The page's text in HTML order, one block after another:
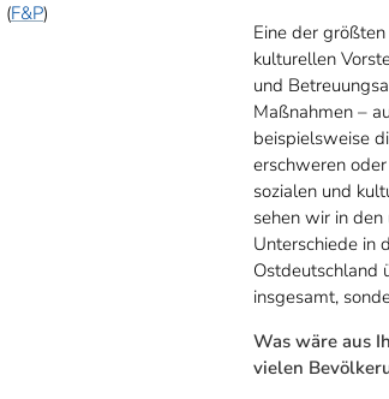
(F&P)
Eine der
kulturellen
und
Maßnahmen –
beispielsweise
erschweren
sozialen und
sehen wir in
Unterschiede in
Ostdeutschland
insgesamt,
Was wäre aus
vielen